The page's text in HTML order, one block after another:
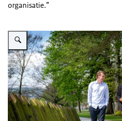
organisatie.”
Vergroot afbeelding Daniel en Sanjay